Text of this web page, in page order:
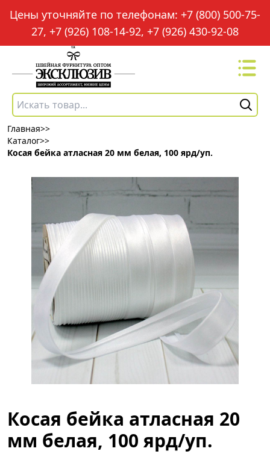
Цены уточняйте по телефонам: +7 (800) 500-75-
27, +7 (926) 108-14-92, +7 (926) 430-92-08
Главная>>
Каталог>>
Косая бейка атласная 20 мм белая, 100 ярд/уп.
Косая бейка атласная 20
мм белая, 100 ярд/уп.